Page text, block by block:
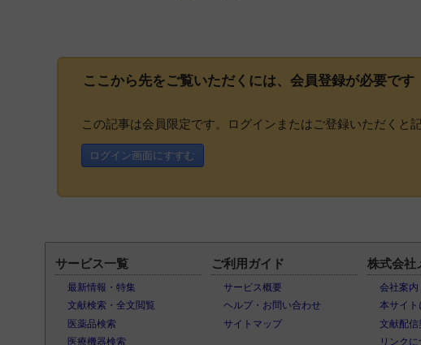
ここから先をご覧いただくには、会員登録が必要です
この記事は会員限定です。ログインまたはご登録いただくと
ログイン画面にすすむ
サービス一覧
最新情報・特集
文献検索・全文閲覧
医薬品検索
医療機器検索
ご利用ガイド
サービス概要
ヘルプ・お問い合わせ
サイトマップ
株式会社
会社案内
本サイト
文献配信
リンク